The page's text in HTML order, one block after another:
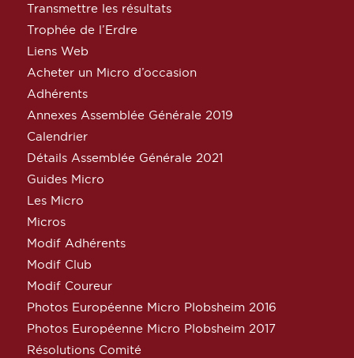
Transmettre les résultats
Trophée de l’Erdre
Liens Web
Acheter un Micro d’occasion
Adhérents
Annexes Assemblée Générale 2019
Calendrier
Détails Assemblée Générale 2021
Guides Micro
Les Micro
Micros
Modif Adhérents
Modif Club
Modif Coureur
Photos Européenne Micro Plobsheim 2016
Photos Européenne Micro Plobsheim 2017
Résolutions Comité